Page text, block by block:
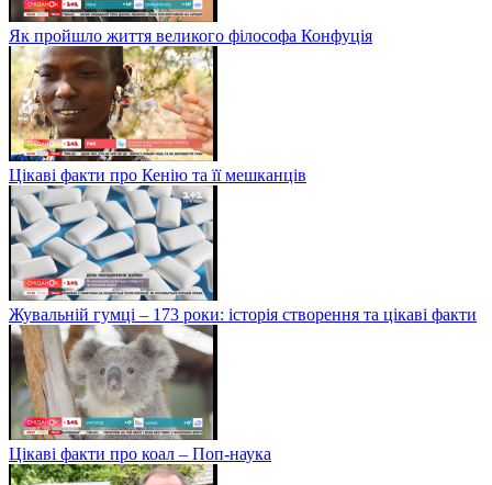
Як пройшло життя великого філософа Конфуція
Цікаві факти про Кенію та її мешканців
Жувальній гумці – 173 роки: історія створення та цікаві факти
Цікаві факти про коал – Поп-наука